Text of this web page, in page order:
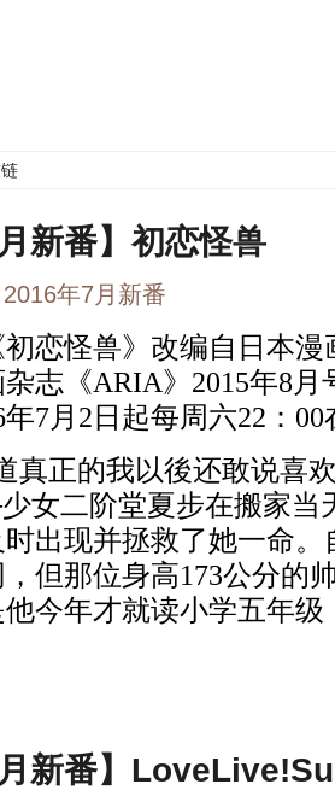
新番】初恋怪兽
2016年7月新番
初恋怪兽》 改编自日本漫
志《ARIA》2015年8
7月2日起每周六22：
真正的我以後还敢说喜
女二阶堂夏步在搬家当
出现并拯救了她一命
但那位身高173公分的
今年才就读小学五年级
月新番】